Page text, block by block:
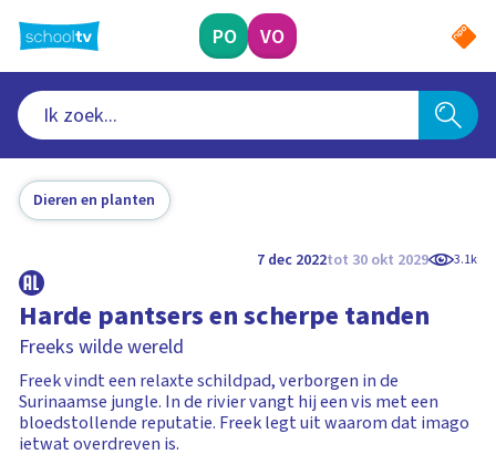
naar
hoofdinhoud
PO VO
Dieren en planten
7 dec 2022tot 30 okt 2029 3.1k
Harde pantsers en scherpe tanden
Freeks wilde wereld
Freek vindt een relaxte schildpad, verborgen in de
Surinaamse jungle. In de rivier vangt hij een vis met een
bloedstollende reputatie. Freek legt uit waarom dat imago
ietwat overdreven is.